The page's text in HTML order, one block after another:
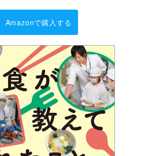
Amazonで購入する